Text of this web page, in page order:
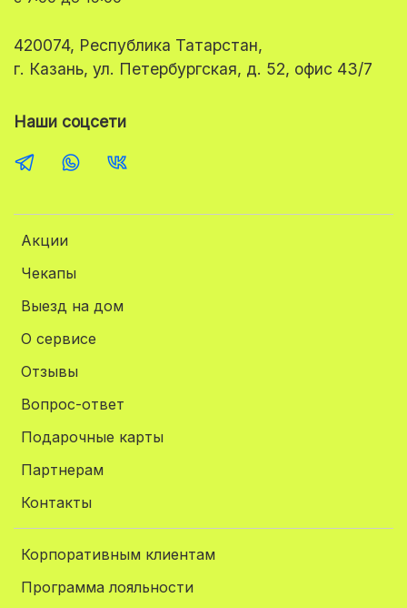
Акции
Чекапы
Выезд на дом
О сервисе
Отзывы
Вопрос-ответ
Подарочные карты
Партнерам
Контакты
Корпоративным клиентам
Программа лояльности
420074, Республика Татарстан,
г. Казань, ул. Петербургская, д. 52, офис 43/7
Наши соцсети